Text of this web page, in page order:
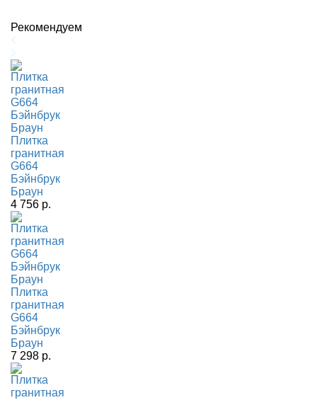
Рекомендуем
Плитка
гранитная
G664
Бэйнбрук
Браун
4 756 р.
Плитка
гранитная
G664
Бэйнбрук
Браун
7 298 р.